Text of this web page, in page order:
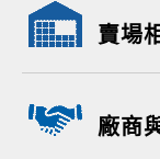
賣場
廠商